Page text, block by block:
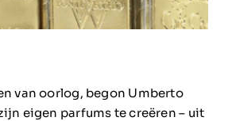
van oorlog, begon Umberto
eigen parfums te creëren – uit